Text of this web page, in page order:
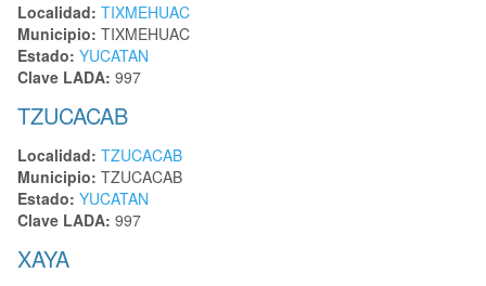
Localidad: TIXMEHUAC
Municipio: TIXMEHUAC
Estado: YUCATAN
Clave LADA: 997
TZUCACAB
Localidad: TZUCACAB
Municipio: TZUCACAB
Estado: YUCATAN
Clave LADA: 997
XAYA